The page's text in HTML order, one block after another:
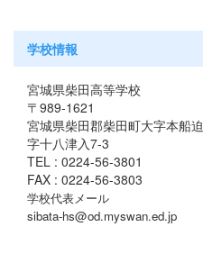
学校情報
宮城県柴田高等学校
〒989-1621
宮城県柴田郡柴田町大字本船迫
字十八津入7-3
TEL : 0224-56-3801
FAX : 0224-56-3803
学校代表メール
sibata-hs@od.myswan.ed.jp